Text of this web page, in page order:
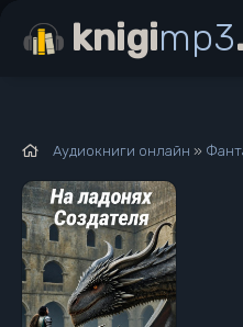
Аудиокниги онлайн »
knigimp3